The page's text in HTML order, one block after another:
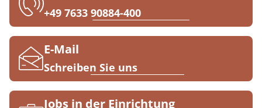
Geriatrie
Gynäkologie
HTS & Cochlea
Long Covid
Reha Checkliste
Zuweiser
Über MEDIAN
+49 7633 90884-400
E-Mail
Schreiben Sie uns
Jobs in der Einrichtung